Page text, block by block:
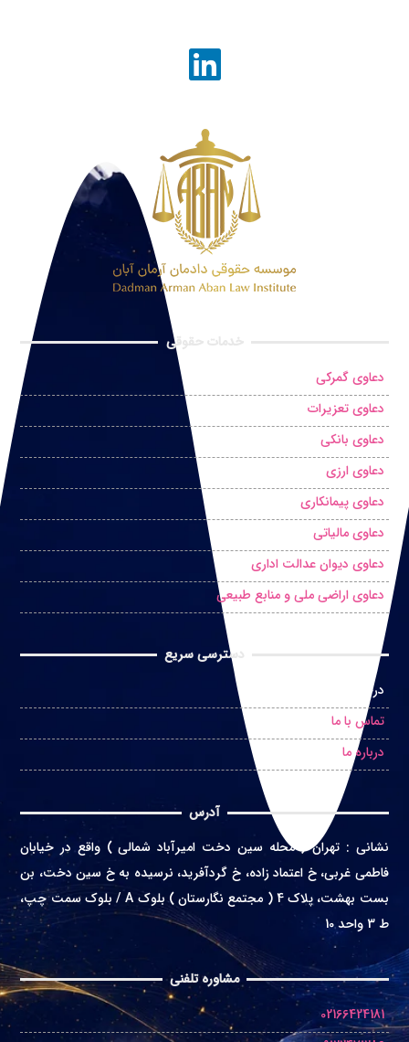
خدمات حقوقی
دعاوی گمرکی
دعاوی تعزیرات
دعاوی بانکی
دعاوی ارزی
دعاوی پیمانکاری
دعاوی مالیاتی
دعاوی دیوان عدالت اداری
دعاوی اراضی ملی و منابع طبیعی
دسترسی سریع
درخواست مشاوره حضوری
تماس با ما
درباره ما
آدرس
نشانی : تهران ( محله سین دخت امیرآباد شمالی ) واقع در خیابان
فاطمی غربی، خ اعتماد زاده، خ گردآفرید، نرسیده به خ سین دخت، بن
بست بهشت، پلاک 4 ( مجتمع نگارستان ) بلوک A / بلوک سمت چپ،
ط 3 واحد 10
مشاوره تلفنی
02166424181